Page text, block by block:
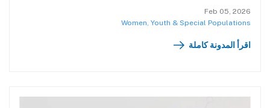
والمراهقة، يرتفع ضغط الدم بشكل طبيعي مع التقدم في السن والطول.
لذا، فإن قيمة ضغط الدم "الطبيعية" لطفلك ستتغير كل عام، تمامًا كما
Feb 05, 2026
Women, Youth & Special Populations
اقرأ المدونة كاملة